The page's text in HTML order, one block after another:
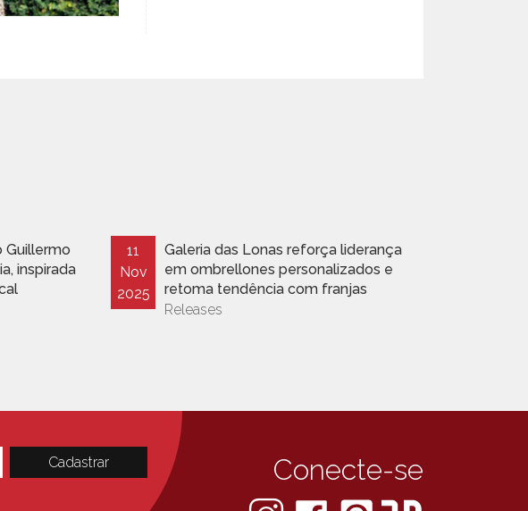
Guillermo
inspirada
11
Nov
2025
Galeria das Lonas reforça liderança
em ombrellones personalizados e
retoma tendência com franjas
Releases
Conecte-se